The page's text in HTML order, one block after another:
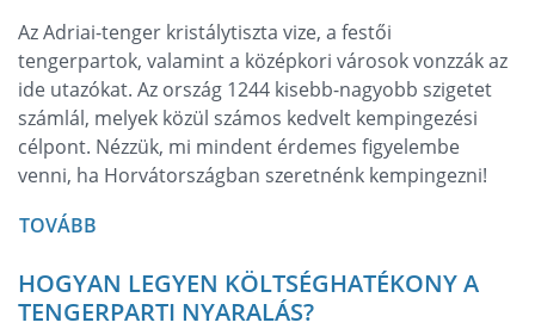
Az Adriai-tenger kristálytiszta vize, a festői
tengerpartok, valamint a középkori városok vonzzák az
ide utazókat. Az ország 1244 kisebb-nagyobb szigetet
számlál, melyek közül számos kedvelt kempingezési
célpont. Nézzük, mi mindent érdemes figyelembe
venni, ha Horvátországban szeretnénk kempingezni!
TOVÁBB
HOGYAN LEGYEN KÖLTSÉGHATÉKONY A
TENGERPARTI NYARALÁS?